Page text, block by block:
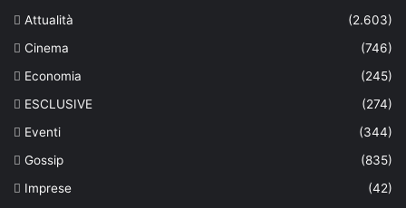
Attualità
(2.603)
Cinema
(746)
Economia
(245)
ESCLUSIVE
(274)
Eventi
(344)
Gossip
(835)
Imprese
(42)